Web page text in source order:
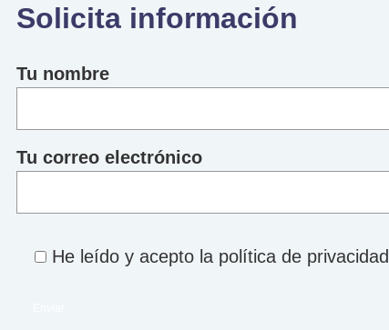
Solicita información
Tu nombre
Tu correo electrónico
He leído y acepto la política de privacidad